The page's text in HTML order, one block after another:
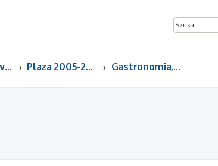
Oprogramowanie Plaza Plaza 2005-2026, Plaza 360 Gastronomia, żywienie, magazyn, POS